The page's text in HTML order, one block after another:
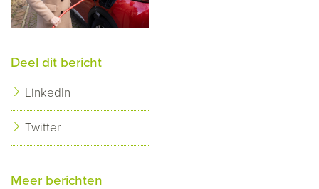
Deel dit bericht
LinkedIn
Twitter
Meer berichten